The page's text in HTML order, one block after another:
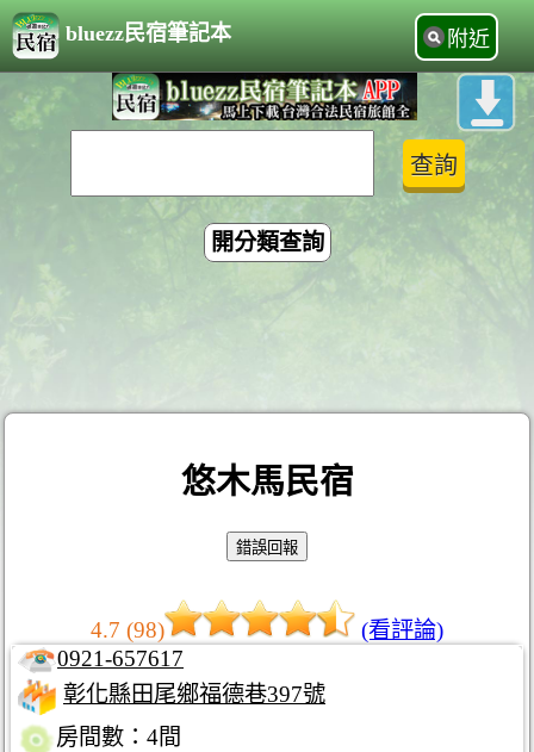
bluezz民宿筆記本 附近
開分類查詢
悠木馬民宿
4.7 (98)
(看評論)
0921-657617
彰化縣田尾鄉福德巷397號
房間數：4間